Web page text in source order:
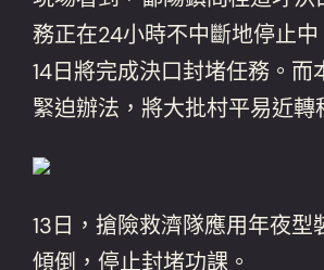
務正在24小時不中斷地停止中
14日將完成決口封堵任務。而
緊迫辦法，將大批村平易近轉
13日，搶險救濟隊應用年夜型
傾倒，停止封堵功課。